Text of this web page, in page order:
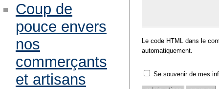
Le code HTML dans le
automatiquement.
Se souvenir de mes
Coup de
pouce envers
nos
commerçants
et artisans